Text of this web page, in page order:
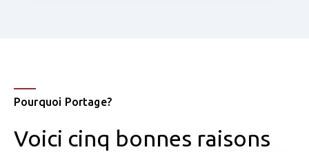
Pourquoi Portage?
Voici cinq bonnes raisons